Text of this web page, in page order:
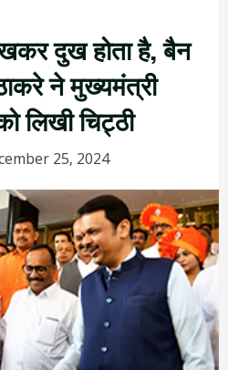
दुख होता है, बैन
ने मुख्यमंत्री
लिखी चिट्ठी
25, 2024